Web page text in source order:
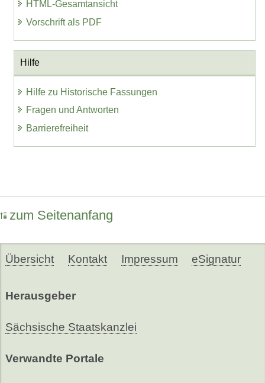
HTML-Gesamtansicht
Vorschrift als PDF
Hilfe
Hilfe zu Historische Fassungen
Fragen und Antworten
Barrierefreiheit
zum Seitenanfang
Übersicht Kontakt Impressum eSignatur
Herausgeber
Sächsische Staatskanzlei
Verwandte Portale